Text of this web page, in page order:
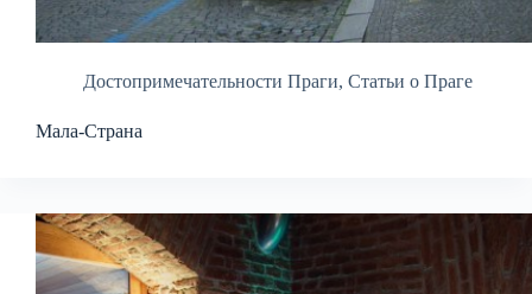
Достопримечательности Праги, Статьи о Праге
Мала-Страна